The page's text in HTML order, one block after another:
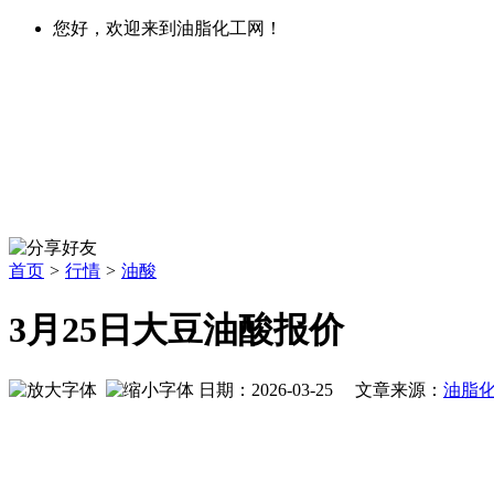
您好，欢迎来到油脂化工网！
首页 > 行情 > 油酸
3月25日大豆油酸报价
日期：2026-03-25 文章来源： 油脂